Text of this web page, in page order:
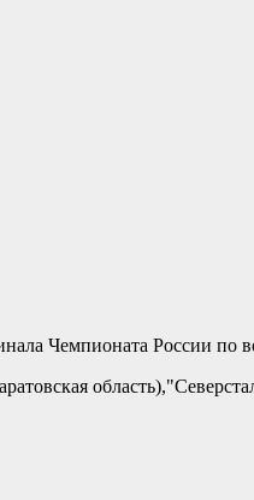
Чемпионата России по